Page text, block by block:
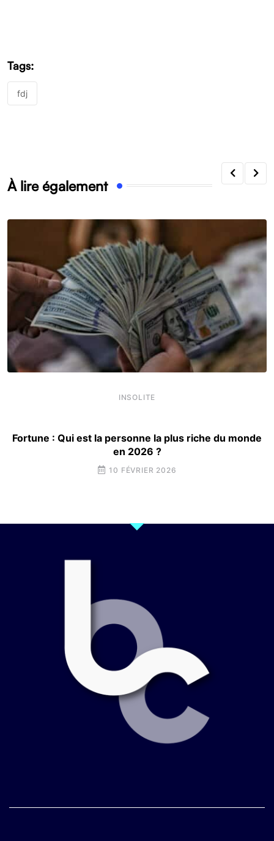
Tags:
fdj
À lire également
INSOLITE
Fortune : Qui est la personne la plus riche du monde
en 2026 ?
10 FÉVRIER 2026